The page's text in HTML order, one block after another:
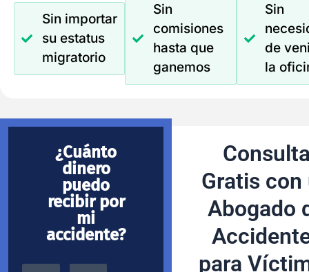
Sin importar
su estatus
migratorio
Sin
comisiones
hasta que
ganemos
Sin
de
la
¿Cuánto
dinero
puedo
recibir por
mi
accidente?
Gratis con
Abogado
para